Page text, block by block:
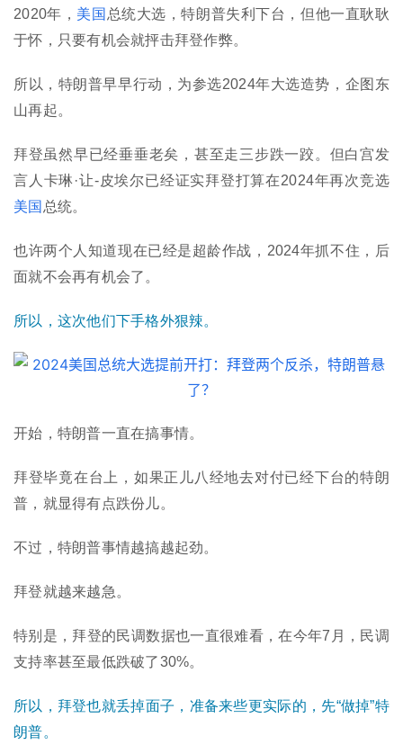
2020年， 美国 总统大选，特朗普失利下台，但他一直耿耿
于怀，只要有机会就抨击拜登作弊。
所以，特朗普早早行动，为参选2024年大选造势，企图东
山再起。
拜登虽然早已经垂垂老矣，甚至走三步跌一跤。但白宫发
言人卡琳·让-皮埃尔已经证实拜登打算在2024年再次竞选
美国 总统。
也许两个人知道现在已经是超龄作战，2024年抓不住，后
面就不会再有机会了。
所以，这次他们下手格外狠辣。
开始，特朗普一直在搞事情。
拜登毕竟在台上，如果正儿八经地去对付已经下台的特朗
普，就显得有点跌份儿。
不过，特朗普事情越搞越起劲。
拜登就越来越急。
特别是，拜登的民调数据也一直很难看，在今年7月，民调
支持率甚至最低跌破了30%。
所以，拜登也就丢掉面子，准备来些更实际的，先“做掉”特
朗普。